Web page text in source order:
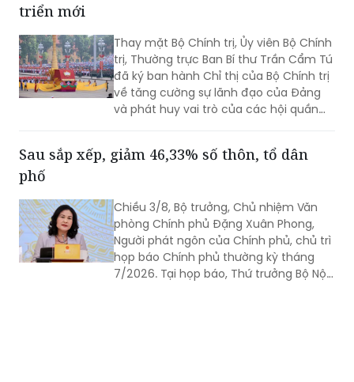
triển mới
Thay mặt Bộ Chính trị, Ủy viên Bộ Chính
trị, Thường trực Ban Bí thư Trần Cẩm Tú
đã ký ban hành Chỉ thị của Bộ Chính trị
về tăng cường sự lãnh đạo của Đảng
và phát huy vai trò của các hội quần
Sau sắp xếp, giảm 46,33% số thôn, tổ dân
phố
Chiều 3/8, Bộ trưởng, Chủ nhiệm Văn
phòng Chính phủ Đặng Xuân Phong,
Người phát ngôn của Chính phủ, chủ trì
họp báo Chính phủ thường kỳ tháng
7/2026. Tại họp báo, Thứ trưởng Bộ Nội